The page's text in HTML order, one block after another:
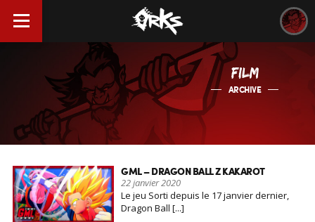
FILM
ARCHIVE
GML – DRAGON BALL Z KAKAROT
22 janvier 2020
Le jeu Sorti depuis le 17 janvier dernier,
Dragon Ball [...]